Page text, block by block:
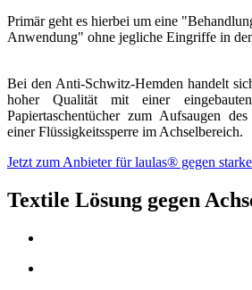
Primär geht es hierbei um eine
Anwendung" ohne jegliche Eingriffe in
Bei den Anti-Schwitz-Hemden handelt
hoher Qualität mit einer
Papiertaschentücher zum Aufsaugen
einer Flüssigkeitssperre im Achselbereich.
Jetzt zum Anbieter für laulas® gegen
Textile Lösung gegen